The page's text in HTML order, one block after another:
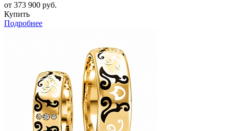
от 373 900 руб.
Купить
Подробнее